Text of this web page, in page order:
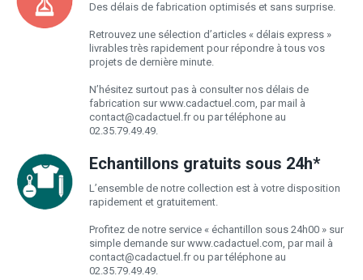
Des délais de fabrication optimisés et sans surprise.
Retrouvez une sélection d’articles « délais express »
livrables très rapidement pour répondre à tous vos
projets de dernière minute.
N’hésitez surtout pas à consulter nos délais de
fabrication sur www.cadactuel.com, par mail à
contact@cadactuel.frou par téléphone au
02.35.79.49.49.
Echantillons gratuits sous 24h*
L’ensemble de notre collection est à votre disposition
rapidement et gratuitement.
Profitez de notre service « échantillon sous 24h00 » sur
simple demande sur www.cadactuel.com, par mail à
contact@cadactuel.frou par téléphone au
02.35.79.49.49.